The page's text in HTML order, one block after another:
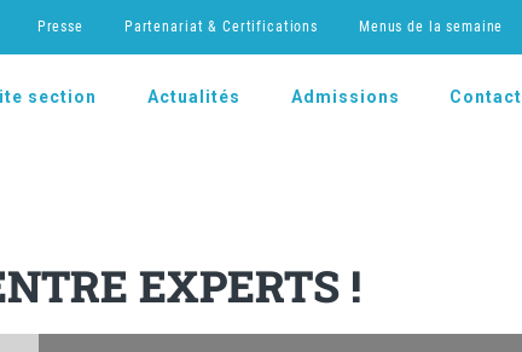
Presse Partenariat & Certifications Menus de la semaine
section Actualités Admissions Contact
EXPERTS !